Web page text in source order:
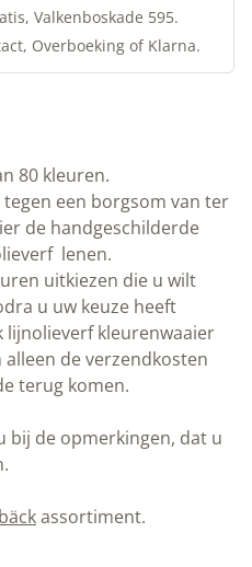
Valkenboskade 595.
Overboeking of Klarna.
80 kleuren.
een borgsom van ter
de handgeschilderde
lenen.
uitkiezen die u wilt
u uw keuze heeft
lijnolieverf kleurenwaaier
de verzendkosten
terug komen.
bij de opmerkingen, dat u
assortiment.